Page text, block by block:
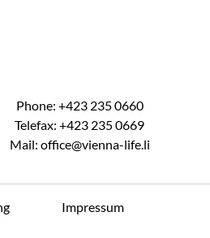
Phone: +423 235 0660
Telefax: +423 235 0669
Mail: office@vienna-life.li
Impressum